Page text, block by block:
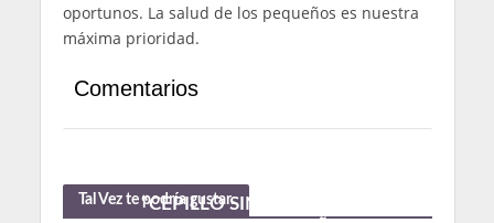
oportunos. La salud de los pequeños es nuestra
máxima prioridad.
Comentarios
Tal Vez te podría gustar.
“CEPILLO SIN DIENTES”: